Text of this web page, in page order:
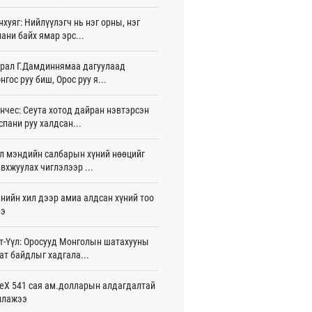
16 цаг 01 мин
Хасина Бангладешт эргэн ирэхээ
15 цаг 58 мин
15 цаг 54 мин
улсын хамтын ажиллагааны талаар
солилцов
сард Сүхбаатар боомтоор
Н.Амарзаяа: 32 хуудастай
дэвтэр долоо хоногт л дүүрдэг
15 цаг 31 мин
Нийлүүлэгч нь нэг орны, нэг
байх ямар эрс...
Г.Дамдиннямаа дагуулаад
руу биш, Орос руу я...
Сеута хотод дайран нэвтэрсэн
руу халдсан...
мэндийн салбарын хүний нөөцийг
чиглэлээр ...
хил дээр амиа алдсан хүний тоо
Үүл: Оросууд Монголын шатахууны
байдлыг хадгала...
541 сая ам.долларын алдагдалтай